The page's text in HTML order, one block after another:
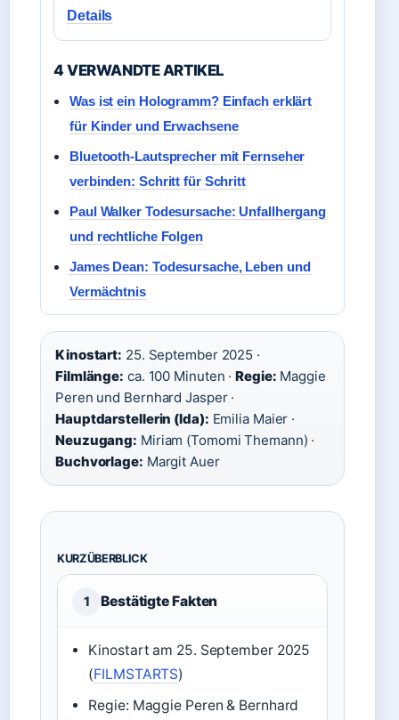
Details
4 VERWANDTE ARTIKEL
Was ist ein Hologramm? Einfach erklärt
für Kinder und Erwachsene
Bluetooth-Lautsprecher mit Fernseher
verbinden: Schritt für Schritt
Paul Walker Todesursache: Unfallhergang
und rechtliche Folgen
James Dean: Todesursache, Leben und
Vermächtnis
Kinostart: 25. September 2025 ·
Filmlänge: ca. 100 Minuten ·Regie: Maggie
Peren und Bernhard Jasper ·
Hauptdarstellerin (Ida): Emilia Maier ·
Neuzugang: Miriam (Tomomi Themann) ·
Buchvorlage: Margit Auer
KURZÜBERBLICK
1 Bestätigte Fakten
Kinostart am 25. September 2025
(FILMSTARTS)
Regie: Maggie Peren & Bernhard